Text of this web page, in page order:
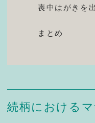
喪中はがきを
まとめ
続柄における